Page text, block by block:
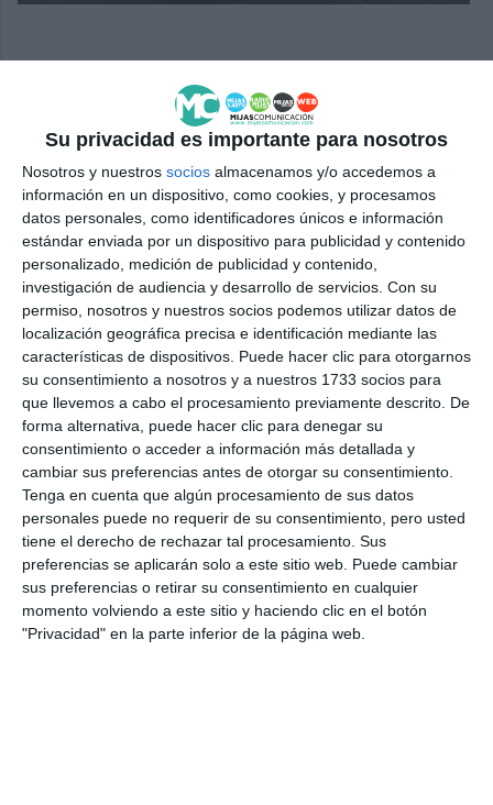
Su privacidad es importante para nosotros
Nosotros y nuestros socios almacenamos y/o accedemos a
información en un dispositivo, como cookies, y procesamos
datos personales, como identificadores únicos e información
estándar enviada por un dispositivo para publicidad y contenido
personalizado, medición de publicidad y contenido,
investigación de audiencia y desarrollo de servicios. Con su
permiso, nosotros y nuestros socios podemos utilizar datos de
localización geográfica precisa e identificación mediante las
características de dispositivos. Puede hacer clic para otorgarnos
su consentimiento a nosotros y a nuestros 1733 socios para
que llevemos a cabo el procesamiento previamente descrito. De
forma alternativa, puede hacer clic para denegar su
consentimiento o acceder a información más detallada y
cambiar sus preferencias antes de otorgar su consentimiento.
Tenga en cuenta que algún procesamiento de sus datos
personales puede no requerir de su consentimiento, pero usted
tiene el derecho de rechazar tal procesamiento. Sus
preferencias se aplicarán solo a este sitio web. Puede cambiar
sus preferencias o retirar su consentimiento en cualquier
momento volviendo a este sitio y haciendo clic en el botón
"Privacidad" en la parte inferior de la página web.
Comparte esta noticia desde el siguiente enlace:
https://mijascom.com/?a=36245
ARISTOCHAT CENA BENÉFICA